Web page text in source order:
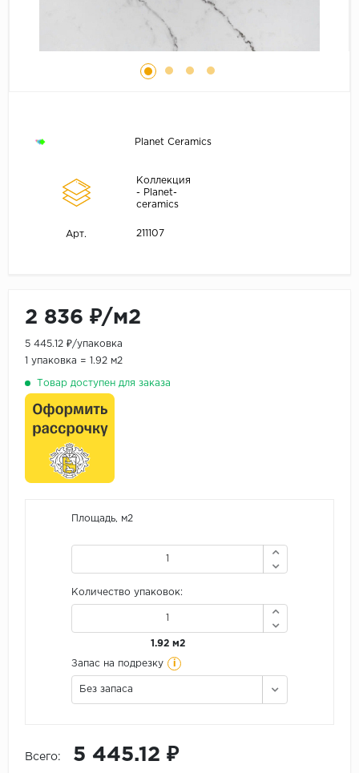
Planet Ceramics
Коллекция
- Planet-
ceramics
Арт. 211107
2 836 ₽/м2
5 445.12 ₽/упаковка
1 упаковка = 1.92 м2
Товар доступен для заказа
Площадь, м2
Количество упаковок:
1.92 м2
Запас на подрезку i
Без запаса
Всего: 5 445.12 ₽